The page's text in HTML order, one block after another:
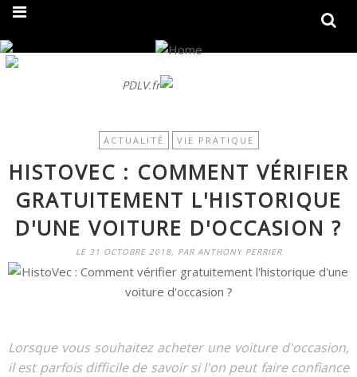
PDLV.fr
ACTUALITÉ VIE PRATIQUE
HISTOVEC : COMMENT VÉRIFIER
GRATUITEMENT L'HISTORIQUE
D'UNE VOITURE D'OCCASION ?
LE 31 OCTOBRE 2018, PAR ANTHONY PERRIER
Lorsque vous souhaitez acheter une voiture d'occasion,
il est parfois difficile de savoir si l'on peut faire confiance